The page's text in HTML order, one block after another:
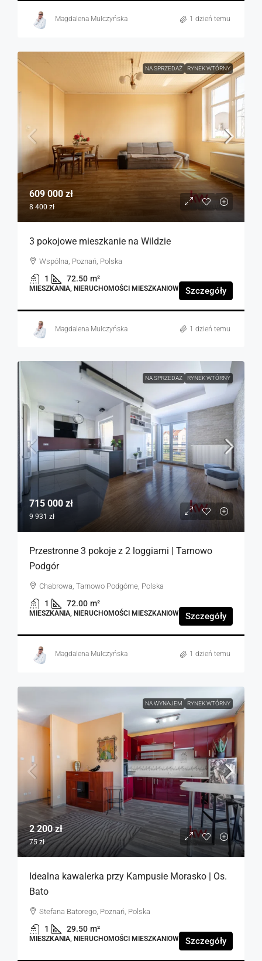
Magdalena Mulczyńska 1 dzień temu
NA SPRZEDAŻ RYNEK WTÓRNY
609 000 zł
8 400 zł
3 pokojowe mieszkanie na Wildzie
Wspólna, Poznań, Polska
1 72.50 m²
MIESZKANIA, NIERUCHOMOŚCI MIESZKANIOWE Szczegóły
Magdalena Mulczyńska 1 dzień temu
NA SPRZEDAŻ RYNEK WTÓRNY
715 000 zł
9 931 zł
Przestronne 3 pokoje z 2 loggiami | Tarnowo
Podgór
Chabrowa, Tarnowo Podgórne, Polska
1 72.00 m²
MIESZKANIA, NIERUCHOMOŚCI MIESZKANIOWE Szczegóły
Magdalena Mulczyńska 1 dzień temu
NA WYNAJEM RYNEK WTÓRNY
2 200 zł
75 zł
Idealna kawalerka przy Kampusie Morasko | Os.
Bato
Stefana Batorego, Poznań, Polska
1 29.50 m²
MIESZKANIA, NIERUCHOMOŚCI MIESZKANIOWE Szczegóły